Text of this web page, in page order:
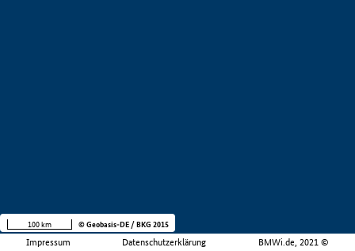
Impressum Datenschutzerklärung BMWi.de, 2021 ©
100 km © Geobasis-DE / BKG 2015